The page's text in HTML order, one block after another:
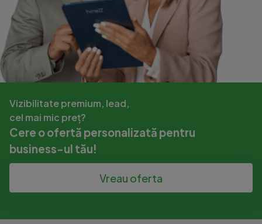
Vizibilitate premium, lead,
cel mai mic preț?
Cere o ofertă personalizată pentru
business-ul tău!
Vreau oferta